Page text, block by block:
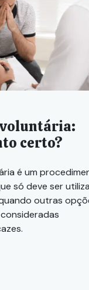
certo?
é um
só deve ser
outras